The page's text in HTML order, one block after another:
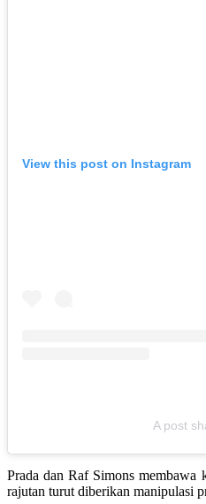
View this post on Instagram
A post
Prada dan Raf Simons
rajutan turut diberikan manipulasi